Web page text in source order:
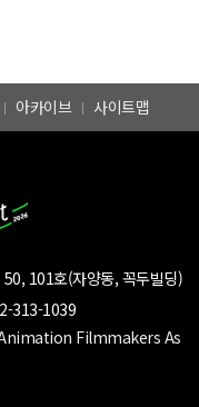
아카이브 사이트맵
101호(자양동, 꼭두빌딩)
313-1039
Filmmakers As